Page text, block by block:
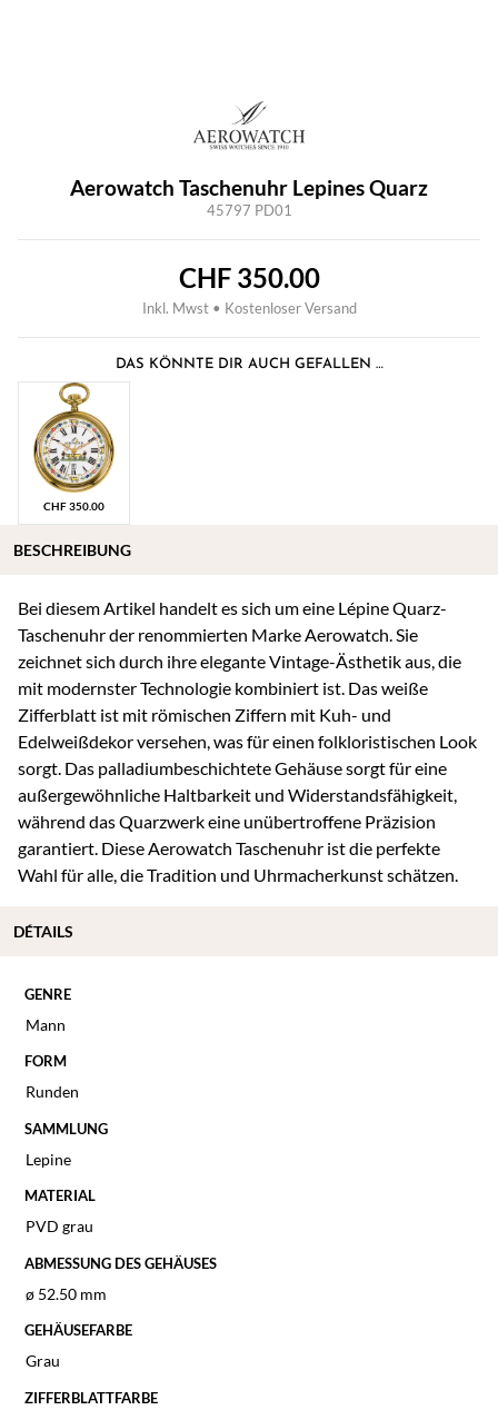
Aerowatch Taschenuhr Lepines Quarz
45797 PD01
CHF350.00
Inkl. Mwst • Kostenloser Versand
DAS KÖNNTE DIR AUCH GEFALLEN …
CHF350.00
Bei diesem Artikel handelt es sich um eine Lépine Quarz-
Taschenuhr der renommierten Marke Aerowatch. Sie
zeichnet sich durch ihre elegante Vintage-Ästhetik aus, die
mit modernster Technologie kombiniert ist. Das weiße
Zifferblatt ist mit römischen Ziffern mit Kuh- und
Edelweißdekor versehen, was für einen folkloristischen Look
sorgt. Das palladiumbeschichtete Gehäuse sorgt für eine
außergewöhnliche Haltbarkeit und Widerstandsfähigkeit,
während das Quarzwerk eine unübertroffene Präzision
garantiert. Diese Aerowatch Taschenuhr ist die perfekte
Wahl für alle, die Tradition und Uhrmacherkunst schätzen.
GENRE
Mann
FORM
Runden
SAMMLUNG
Lepine
MATERIAL
PVD grau
ABMESSUNG DES GEHÄUSES
ø 52.50 mm
GEHÄUSEFARBE
Grau
ZIFFERBLATTFARBE
BESCHREIBUNG
DÉTAILS